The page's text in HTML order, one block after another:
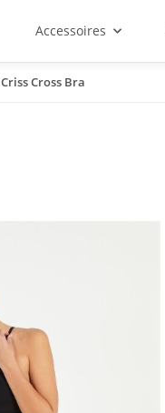
Accessoires
Criss Cross Bra